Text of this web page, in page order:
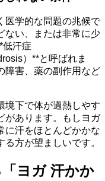
医学的な問題の兆候で
ない、または非常に少
低汗症
）**と呼ばれま
障害、薬の副作用など
境下で体が過熱しやす
があります。もしヨガ
に汗をほとんどかかな
方が望ましいです。
ヨガ 汗かか